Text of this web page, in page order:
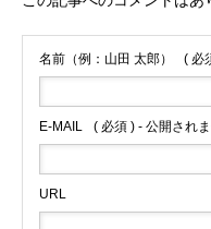
名前（例：山田 太郎） ( 必
E-MAIL ( 必須 ) - 公開され
URL